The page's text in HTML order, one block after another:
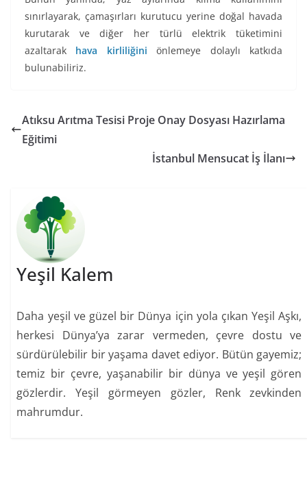
sınırlayarak, çamaşırları kurutucu yerine doğal havada
kurutarak ve diğer her türlü elektrik tüketimini
azaltarak hava kirliliğini önlemeye dolaylı katkıda
bulunabiliriz.
Atıksu Arıtma Tesisi Proje Onay Dosyası Hazırlama
Eğitimi
İstanbul Mensucat İş İlanı
Yeşil Kalem
Daha yeşil ve güzel bir Dünya için yola çıkan Yeşil Aşkı,
herkesi Dünya’ya zarar vermeden, çevre dostu ve
sürdürülebilir bir yaşama davet ediyor. Bütün gayemiz;
temiz bir çevre, yaşanabilir bir dünya ve yeşil gören
gözlerdir. Yeşil görmeyen gözler, Renk zevkinden
mahrumdur.